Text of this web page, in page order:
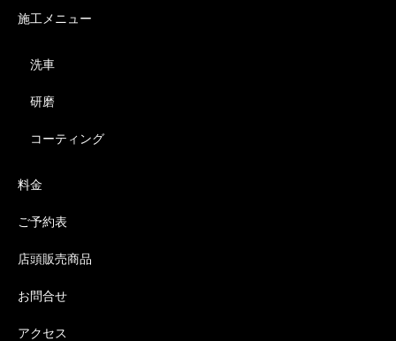
施工メニュー
洗車
研磨
コーティング
料金
ご予約表
店頭販売商品
お問合せ
アクセス